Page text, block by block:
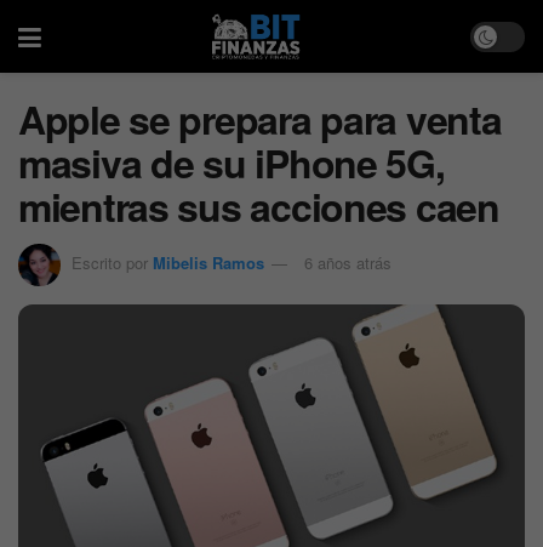
Apple se prepara para venta
masiva de su iPhone 5G,
mientras sus acciones caen
Escrito por Mibelis Ramos 6 años atrás